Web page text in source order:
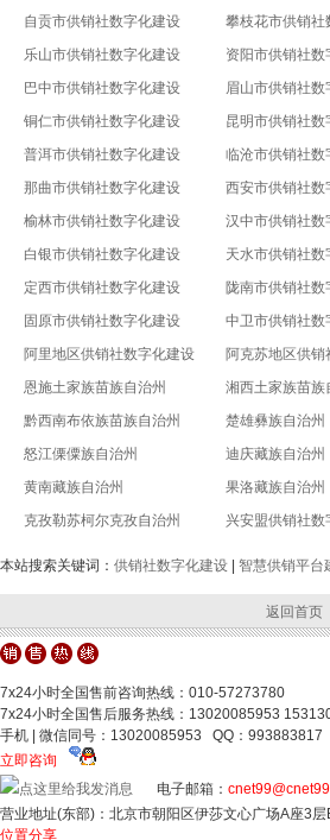
自贡市供销社数字化建设
攀枝花市供销社
乐山市供销社数字化建设
资阳市供销社数
巴中市供销社数字化建设
眉山市供销社数
铜仁市供销社数字化建设
昆明市供销社数
普洱市供销社数字化建设
临沧市供销社数
那曲市供销社数字化建设
西安市供销社数
榆林市供销社数字化建设
汉中市供销社数
白银市供销社数字化建设
天水市供销社数
定西市供销社数字化建设
陇南市供销社数
固原市供销社数字化建设
中卫市供销社数
阿里地区供销社数字化建设
阿克苏地区供销
恩施土家族苗族自治州
湘西土家族苗族
黔西南布依族苗族自治州
楚雄彝族自治州
怒江傈僳族自治州
迪庆藏族自治州
黄南藏族自治州
果洛藏族自治州
克孜勒苏柯尔克孜自治州
兴安盟供销社数
本站搜索关键词： 供销社数字化建设 | 智慧供销平台
返回首页
7x24小时全国售前咨询热线：010-57273780
7x24小时全国售后服务热线：13020085953
手机 | 微信同号：13020085953 QQ：993883817
立即咨询
电子邮箱：
营业地址(东部)：北京市朝阳区伊莎文心广场A座3层
位置分享